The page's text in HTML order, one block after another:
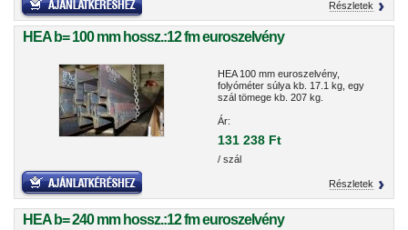
Részletek
HEA b= 100 mm hossz.:12 fm euroszelvény
HEA 100 mm euroszelvény,
folyóméter súlya kb. 17.1 kg, egy
szál tömege kb. 207 kg.
Ár:
131 238 Ft
/ szál
Részletek
HEA b= 240 mm hossz.:12 fm euroszelvény